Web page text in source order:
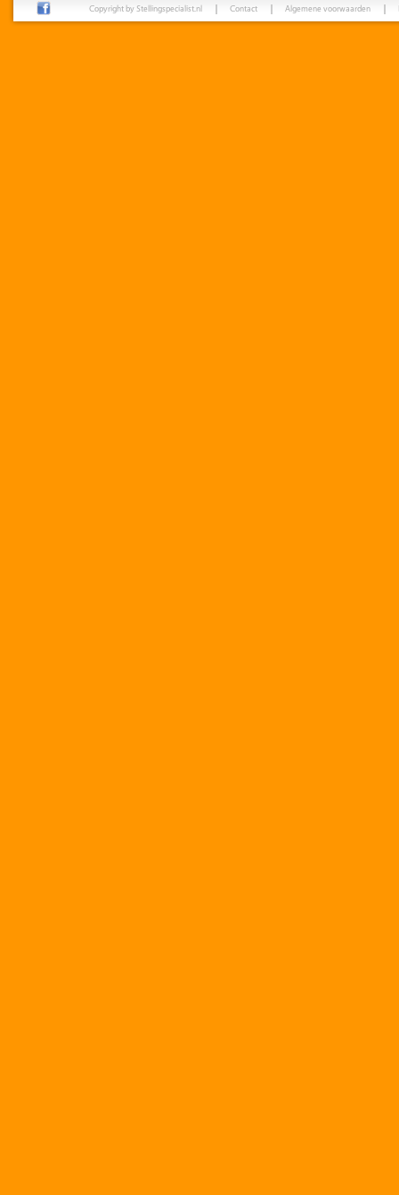
Copyright by Stellingspecialist.nl Contact Algemene voorwaarden